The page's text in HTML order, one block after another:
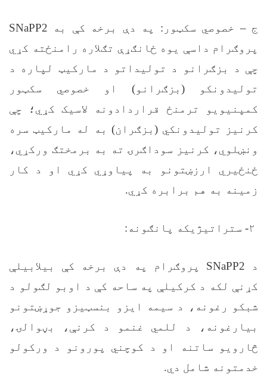
ج – خصوصي سکټور: په دې برخه کې به SNaPP2
پروګرام داسې يوه ځانګړې تګلاره رامنځته کړي
چې د بزګرانو د تولیداتو د مارکیټ لپاره د
تولیدونکو (بزګرانو) او خصوصي سکټور
کمپنيویو ترمنځ قراردادونه لاسیک کړي؛ چې
کرنیز تولیدونکي (بزګران) به له مارکیټ سره
ونښلوي، کرنیز سوداګرۍ ته به برمختګ ورکړي،
ځنځیري ارزښتونو به پیاوړي کړي او د کار
زمینه به هم برابره کړي.
۲- ستراتیژیکه پانګونه:
د SNaPP2 پروګرام په دې برخه کې بیلابیلې
کړنې لکه د کرکیلې په ساحه کې د اوبو لګولو د
شبکو رغونه، د سیمه ایزو بنسټیزو جوړښتونو
بیارغونه، د للمي غنمو د کرنې، بڼوالۍ،
څارويو ساتنه او د کوچني پورونو د ورکولو
خدمتونه شامل دي.